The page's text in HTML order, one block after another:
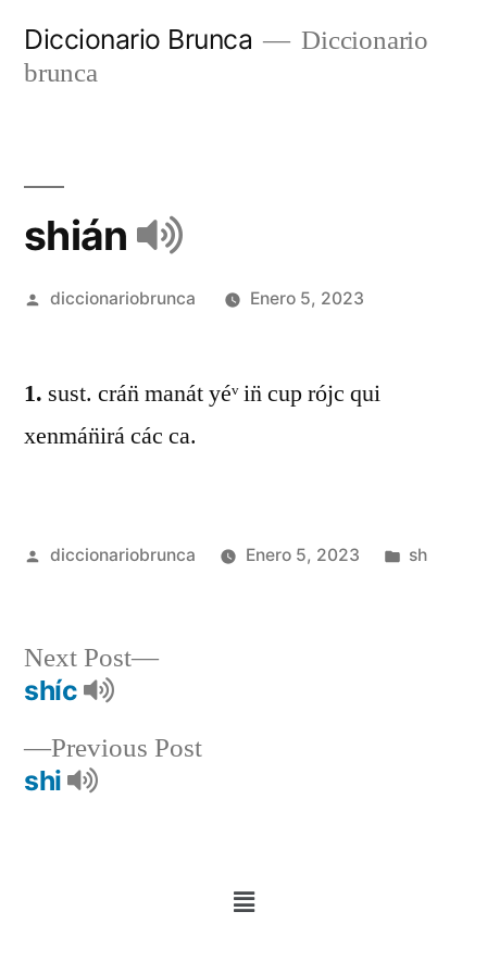
Diccionario Brunca
Diccionario
brunca
shián
diccionariobrunca Enero 5, 2023
1. sust. crán̈ manát yéᵛ in̈ cup rójc qui
xenmán̈irá các ca.
diccionariobrunca Enero 5, 2023 sh
Previous Post
shi
Next Post
shíc